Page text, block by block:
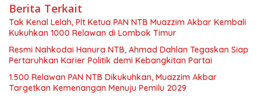
Berita Terkait
Tak Kenal Lelah, Plt Ketua PAN NTB Muazzim Akbar Kembali
Kukuhkan 1000 Relawan di Lombok Timur
Resmi Nahkodai Hanura NTB, Ahmad Dahlan Tegaskan Siap
Pertaruhkan Karier Politik demi Kebangkitan Partai
1.500 Relawan PAN NTB Dikukuhkan, Muazzim Akbar
Targetkan Kemenangan Menuju Pemilu 2029